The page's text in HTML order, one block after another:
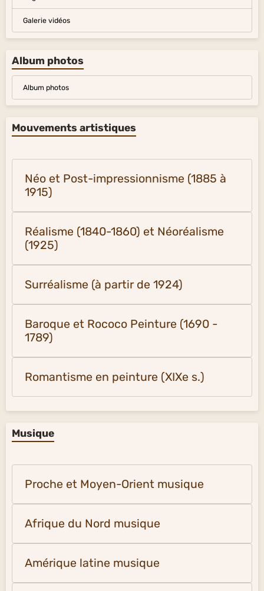
Galerie vidéos
Album photos
Album photos
Mouvements artistiques
Néo et Post-impressionnisme (1885 à
1915)
Réalisme (1840-1860) et Néoréalisme
(1925)
Surréalisme (à partir de 1924)
Baroque et Rococo Peinture (1690 -
1789)
Romantisme en peinture (XIXe s.)
Musique
Proche et Moyen-Orient musique
Afrique du Nord musique
Amérique latine musique